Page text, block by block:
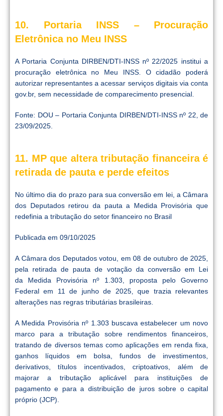
10. Portaria INSS – Procuração
Eletrônica no Meu INSS
A Portaria Conjunta DIRBEN/DTI-INSS nº 22/2025 institui a
procuração eletrônica no Meu INSS. O cidadão poderá
autorizar representantes a acessar serviços digitais via conta
gov.br, sem necessidade de comparecimento presencial.
Fonte: DOU – Portaria Conjunta DIRBEN/DTI-INSS nº 22, de
23/09/2025.
11. MP que altera tributação financeira é
retirada de pauta e perde efeitos
No último dia do prazo para sua conversão em lei, a Câmara
dos Deputados retirou da pauta a Medida Provisória que
redefinia a tributação do setor financeiro no Brasil
Publicada em 09/10/2025
A Câmara dos Deputados votou, em 08 de outubro de 2025,
pela retirada de pauta de votação da conversão em Lei
da Medida Provisória nº 1.303, proposta pelo Governo
Federal em 11 de junho de 2025, que trazia relevantes
alterações nas regras tributárias brasileiras.
A Medida Provisória nº 1.303 buscava estabelecer um novo
marco para a tributação sobre rendimentos financeiros,
tratando de diversos temas como aplicações em renda fixa,
ganhos líquidos em bolsa, fundos de investimentos,
derivativos, títulos incentivados, criptoativos, além de
majorar a tributação aplicável para instituições de
pagamento e para a distribuição de juros sobre o capital
próprio (JCP).